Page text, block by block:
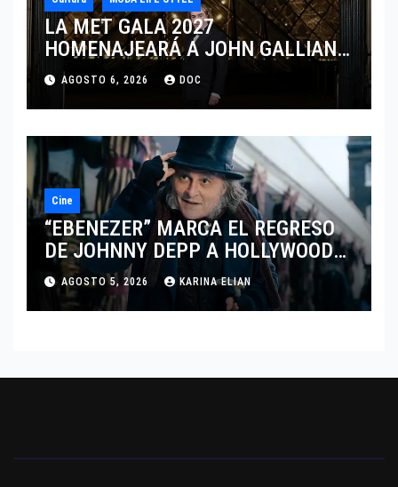
LA MET GALA 2027
HOMENAJEARÁ A JOHN GALLIANO
MARCANDO EL REGRESO DEL REY
DEL DRAMATISMO
AGOSTO 6, 2026 DOC
Cine
“EBENEZER” MARCA EL REGRESO
DE JOHNNY DEPP A HOLLYWOOD
TRAS SU PASO POR EL CINE
INDEPENDIENTE EUROPEO
AGOSTO 5, 2026 KARINA ELIAN